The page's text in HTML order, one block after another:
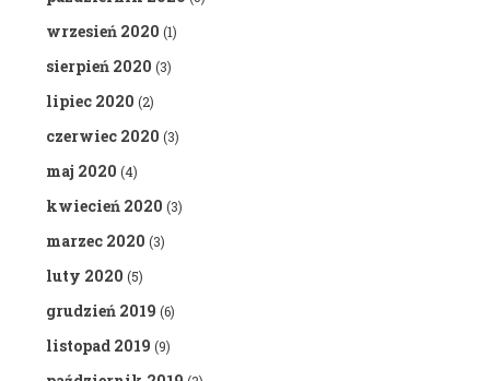
wrzesień 2020 (1)
sierpień 2020 (3)
lipiec 2020 (2)
czerwiec 2020 (3)
maj 2020 (4)
kwiecień 2020 (3)
marzec 2020 (3)
luty 2020 (5)
grudzień 2019 (6)
listopad 2019 (9)